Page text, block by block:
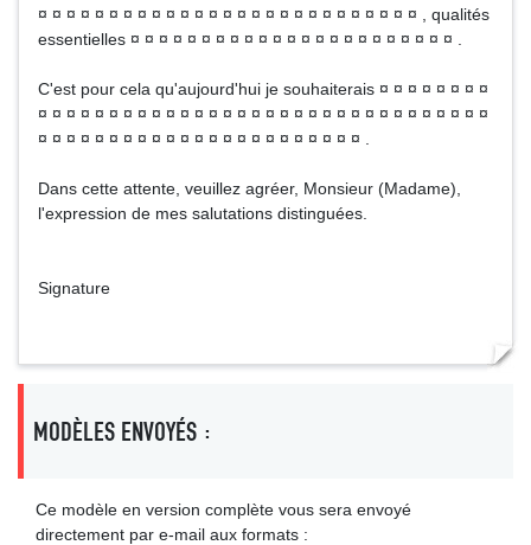
¤ ¤ ¤ ¤ ¤ ¤ ¤ ¤ ¤ ¤ ¤ ¤ ¤ ¤ ¤ ¤ ¤ ¤ ¤ ¤ ¤ ¤ ¤ ¤ ¤ ¤ ¤ , qualités
essentielles ¤ ¤ ¤ ¤ ¤ ¤ ¤ ¤ ¤ ¤ ¤ ¤ ¤ ¤ ¤ ¤ ¤ ¤ ¤ ¤ ¤ ¤ ¤ .
C'est pour cela qu'aujourd'hui je souhaiterais ¤ ¤ ¤ ¤ ¤ ¤ ¤ ¤
¤ ¤ ¤ ¤ ¤ ¤ ¤ ¤ ¤ ¤ ¤ ¤ ¤ ¤ ¤ ¤ ¤ ¤ ¤ ¤ ¤ ¤ ¤ ¤ ¤ ¤ ¤ ¤ ¤ ¤ ¤ ¤
¤ ¤ ¤ ¤ ¤ ¤ ¤ ¤ ¤ ¤ ¤ ¤ ¤ ¤ ¤ ¤ ¤ ¤ ¤ ¤ ¤ ¤ ¤ .
Dans cette attente, veuillez agréer, Monsieur (Madame),
l'expression de mes salutations distinguées.
Signature
MODÈLES ENVOYÉS :
Ce modèle en version complète vous sera envoyé
directement par e-mail aux formats :